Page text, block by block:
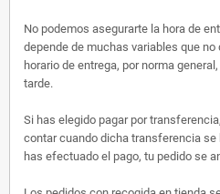
No podemos asegurarte la hora de
depende de muchas variables que no
horario de entrega, por norma
tarde.
Si has elegido pagar por
contar cuando dicha transferencia
has efectuado el pago, tu pedido se